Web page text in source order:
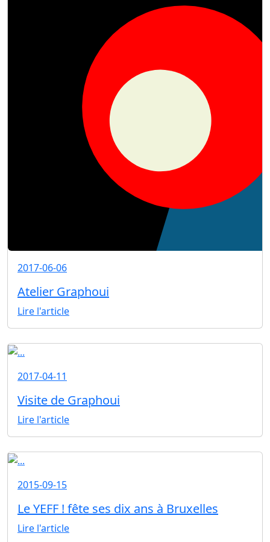
2017-06-06
Atelier Graphoui
Lire l'article
2017-04-11
Visite de Graphoui
Lire l'article
2015-09-15
Le YEFF ! fête ses dix ans à Bruxelles
Lire l'article